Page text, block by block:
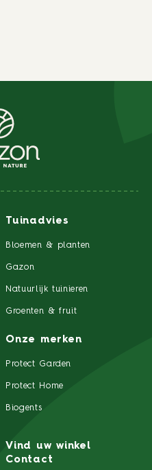
Tuinadvies
Bloemen & planten
Gazon
Natuurlijk tuinieren
Groenten & fruit
Onze merken
Protect Garden
Protect Home
Biogents
Vind uw winkel
Contact